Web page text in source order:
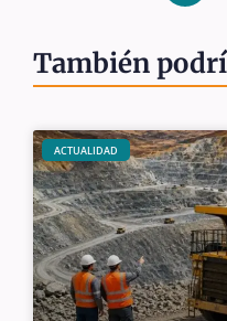
También
ACTUALIDAD